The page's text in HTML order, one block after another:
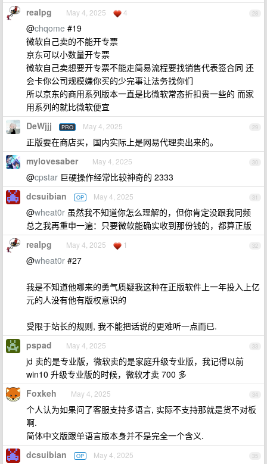
28
realpg May 4, 2025 4
@chqome #19
微软自己卖的不能开专票
京东可以小数量开专票
微软自己卖想要开专票不能走简易流程要找销售代表签合同 还
会卡你公司规模嫌你买的少完事让法务找你们
所以京东的商用系列版本一直是比微软常态折扣贵一些的 而家
用系列的就比微软便宜
29
DeWjjj PRO May 4, 2025
正版要在商店买，国内实际上是网易代理卖出来的。
30
mylovesaber May 4, 2025
@cpstar 巨硬操作经常比较神奇的 2333
31
dcsuibian OP May 4, 2025
@wheat0r 虽然我不知道你怎么理解的，但你肯定没跟我同频
总之我再重申一遍：只要微软能确实收到那份钱的，都算正版
32
realpg May 4, 2025 1
@wheat0r #27
我是不知道他哪来的勇气质疑我这种在正版软件上一年投入上亿
元的人没有他有版权意识的
受限于站长的规则, 我不能把话说的更难听一点而已.
33
pspad May 4, 2025
jd 卖的是专业版，微软卖的是家庭升级专业版，我记得以前
win10 升级专业版的时候，微软才卖 700 多
34
Foxkeh May 4, 2025
个人认为如果问了客服支持多语言, 实际不支持那就是货不对板
啊.
简体中文版跟单语言版本身并不是完全一个含义.
35
dcsuibian OP May 4, 2025